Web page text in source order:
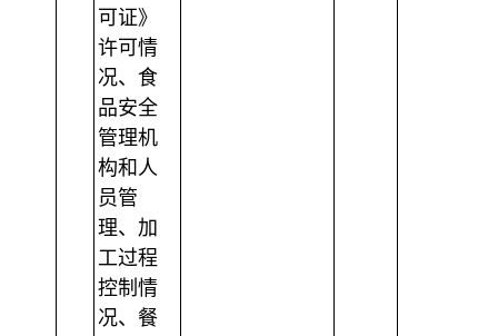
可证》
许可情
况、食
品安全
管理机
构和人
员管
理、加
工过程
控制情
况、餐